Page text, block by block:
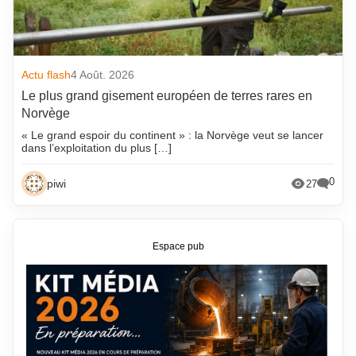
Actu flash4 Août. 2026
Le plus grand gisement européen de terres rares en
Norvège
« Le grand espoir du continent » : la Norvège veut se lancer
dans l’exploitation du plus […]
piwi 27 0
Espace pub